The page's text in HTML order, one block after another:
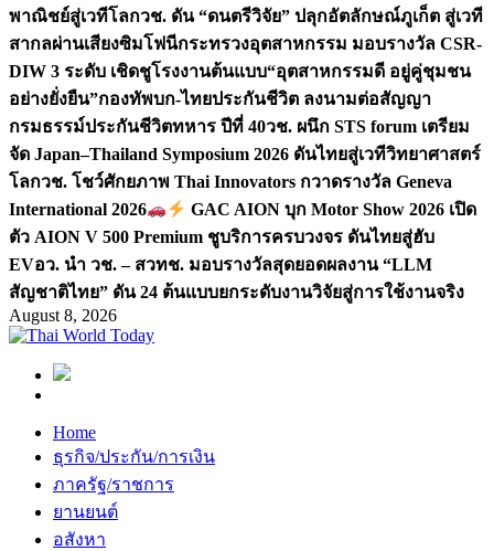
พาณิชย์สู่เวทีโลกวช. ดัน “ดนตรีวิจัย” ปลุกอัตลักษณ์ภูเก็ต สู่เวที
สากลผ่านเสียงซิมโฟนีกระทรวงอุตสาหกรรม มอบรางวัล CSR-
DIW 3 ระดับ เชิดชูโรงงานต้นแบบ“อุตสาหกรรมดี อยู่คู่ชุมชน
อย่างยั่งยืน”กองทัพบก-ไทยประกันชีวิต ลงนามต่อสัญญา
กรมธรรม์ประกันชีวิตทหาร ปีที่ 40วช. ผนึก STS forum เตรียม
จัด Japan–Thailand Symposium 2026 ดันไทยสู่เวทีวิทยาศาสตร์
โลกวช. โชว์ศักยภาพ Thai Innovators กวาดรางวัล Geneva
International 2026
GAC AION บุก Motor Show 2026 เปิด
ตัว AION V 500 Premium ชูบริการครบวงจร ดันไทยสู่ฮับ
EVอว. นำ วช. – สวทช. มอบรางวัลสุดยอดผลงาน “LLM
สัญชาติไทย” ดัน 24 ต้นแบบยกระดับงานวิจัยสู่การใช้งานจริง
August 8, 2026
Home
ธุรกิจ/ประกัน/การเงิน
ภาครัฐ/ราชการ
ยานยนต์
อสังหา